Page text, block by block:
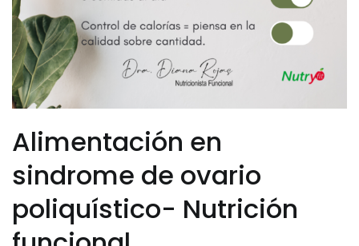
Alimentación en
sindrome de ovario
poliquístico- Nutrición